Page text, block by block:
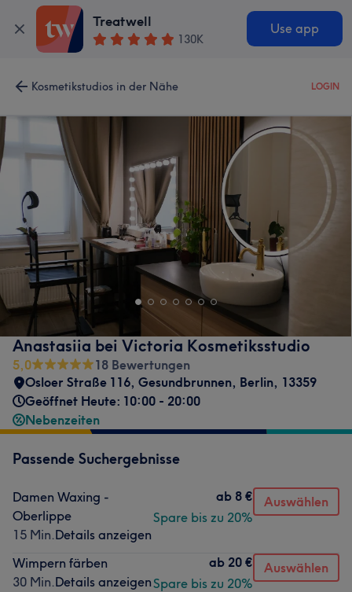
Treatwell
130K
Use app
Kosmetikstudios in der Nähe LOGIN
Anastasiia bei Victoria Kosmetiksstudio
5,0
18 Bewertungen
Osloer Straße 116, Gesundbrunnen, Berlin, 13359
Geöffnet Heute: 10:00 - 20:00
Nebenzeiten
Passende Suchergebnisse
Damen Waxing -
Oberlippe
15 Min.Details anzeigen
ab 8 €
Spare bis zu 20%
Auswählen
Wimpern färben
30 Min.Details anzeigen
ab 20 €
Spare bis zu 20%
Auswählen